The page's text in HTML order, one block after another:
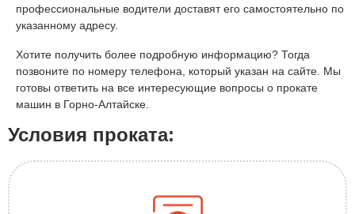
профессиональные водители доставят его самостоятельно по
указанному адресу.
Хотите получить более подробную информацию? Тогда
позвоните по номеру телефона, который указан на сайте. Мы
готовы ответить на все интересующие вопросы о прокате
машин в Горно-Алтайске.
Условия проката: